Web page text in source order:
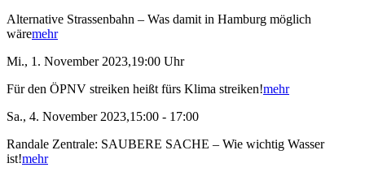
Alternative Strassenbahn – Was damit in Hamburg möglich
wäremehr
Mi., 1. November 2023,19:00 Uhr
Für den ÖPNV streiken heißt fürs Klima streiken!mehr
Sa., 4. November 2023,15:00 - 17:00
Randale Zentrale: SAUBERE SACHE – Wie wichtig Wasser
ist!mehr